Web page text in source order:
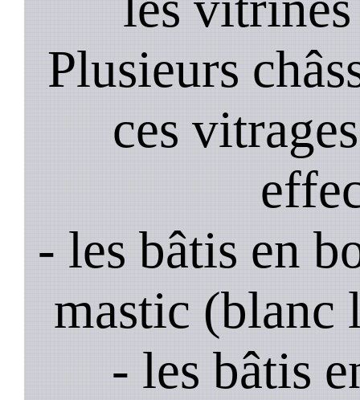
Plusieurs
ces
- les bâtis en
mastic (blanc
- les bâtis